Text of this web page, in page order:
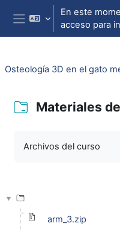
Salta al contenido principal
Panel lateral
En este
acceso para
Materiales
Archivos del curso
arm_3.zip